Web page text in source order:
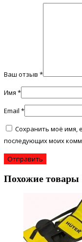
Ваш отзыв *
Имя *
Email *
Сохранить моё имя,
последующих моих
Похожие товары